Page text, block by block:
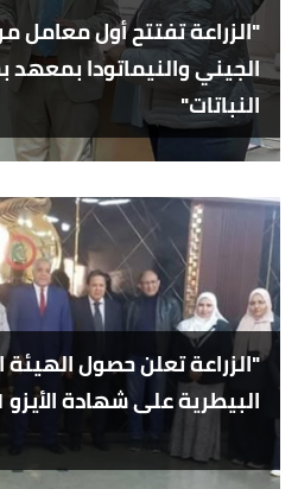
"الزراعة تفتتح أول معامل
الجيني والنيماتودا
النباتات"
"الزراعة تعلن حصول
البيطرية على شهادة الأيزو 9001"